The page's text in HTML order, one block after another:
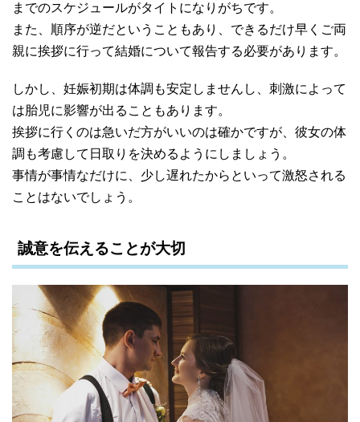
までのスケジュールがタイトになりがちです。
また、順序が逆だということもあり、できるだけ早くご両
親に挨拶に行って結婚について報告する必要があります。
しかし、妊娠初期は体調も安定しませんし、刺激によって
は胎児に影響が出ることもあります。
挨拶に行くのは急いだ方がいいのは確かですが、彼女の体
調も考慮して日取りを決めるようにしましょう。
事情が事情なだけに、少し遅れたからといって激怒される
ことはないでしょう。
誠意を伝えることが大切